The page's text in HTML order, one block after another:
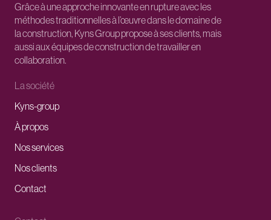
Grâce à une approche innovante en rupture avec les
méthodes traditionnelles à l’œuvre dans le domaine de
la construction, Kyns Group propose à ses clients, mais
aussi aux équipes de construction de travailler en
collaboration.
La société
Kyns-group
À propos
Nos services
Nos clients
Contact